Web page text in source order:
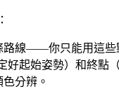
路線——你只能用這些
好起始姿勢）和終點
分辨。